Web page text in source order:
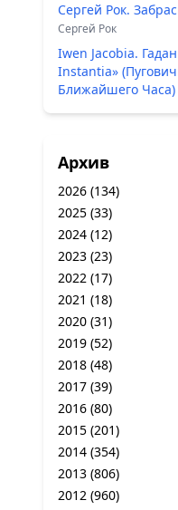
Сергей Рок.
Сергей Рок
Iwen Jacobia.
Instantia»
Ближайшего Часа)
Архив
2026 (134)
2025 (33)
2024 (12)
2023 (23)
2022 (17)
2021 (18)
2020 (31)
2019 (52)
2018 (48)
2017 (39)
2016 (80)
2015 (201)
2014 (354)
2013 (806)
2012 (960)